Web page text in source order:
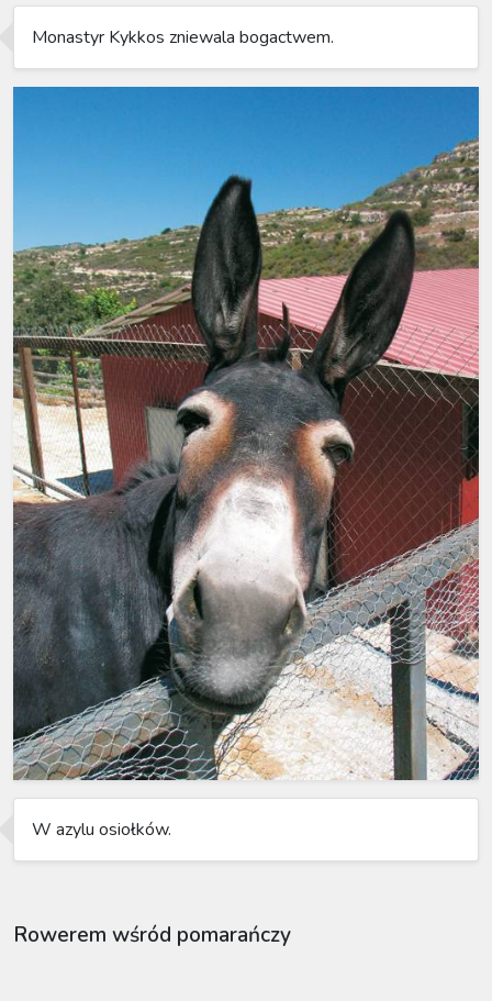
Monastyr Kykkos zniewala bogactwem.
W azylu osiołków.
Rowerem wśród pomarańczy